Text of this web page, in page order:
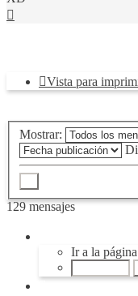
Vista para
Mostrar:
129 mensajes
9
Ir a la
Anterior